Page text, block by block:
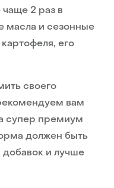
чаще 2 раз в
масла и сезонные
его
своего
вам
супер премиум
должен быть
добавок и лучше